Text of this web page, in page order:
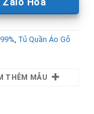
, Tủ Quần Áo Gỗ
THÊM MẪU